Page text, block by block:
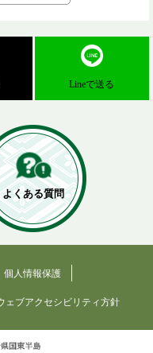
Lineで送る
よくある質問
個人情報保護
ェブアクセシビリティ方針